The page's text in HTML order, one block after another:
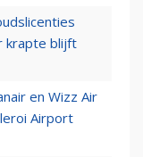
krapte blijft
en Wizz Air
Airport